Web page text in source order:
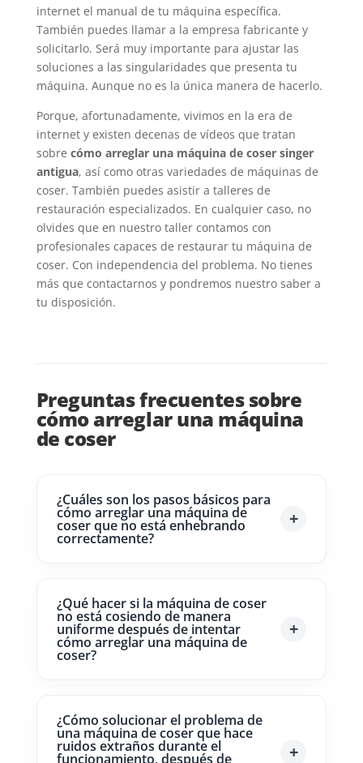
internet el manual de tu máquina específica.
También puedes llamar a la empresa fabricante y
solicitarlo. Será muy importante para ajustar las
soluciones a las singularidades que presenta tu
máquina. Aunque no es la única manera de hacerlo.
Porque, afortunadamente, vivimos en la era de
internet y existen decenas de vídeos que tratan
sobre cómo arreglar una máquina de coser singer
antigua, así como otras variedades de máquinas de
coser. También puedes asistir a talleres de
restauración especializados. En cualquier caso, no
olvides que en nuestro taller contamos con
profesionales capaces de restaurar tu máquina de
coser. Con independencia del problema. No tienes
más que contactarnos y pondremos nuestro saber a
tu disposición.
Preguntas frecuentes sobre
cómo arreglar una máquina
de coser
¿Cuáles son los pasos básicos para
cómo arreglar una máquina de
coser que no está enhebrando
correctamente?
¿Qué hacer si la máquina de coser
no está cosiendo de manera
uniforme después de intentar
cómo arreglar una máquina de
coser?
¿Cómo solucionar el problema de
una máquina de coser que hace
ruidos extraños durante el
funcionamiento, después de